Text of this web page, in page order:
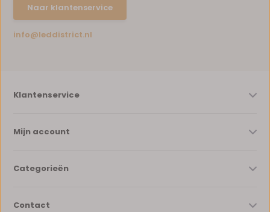
Naar klantenservice
info@leddistrict.nl
Klantenservice
Mijn account
Categorieën
Contact